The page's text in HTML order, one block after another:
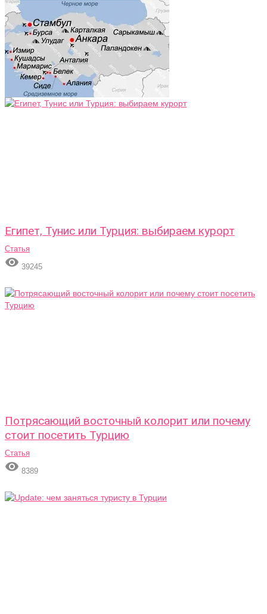
Египет, Тунис или Турция: выбираем курорт
Статья
 39245
Потрясающий восточный колорит или почему
стоит посетить Турцию
Статья
 8389